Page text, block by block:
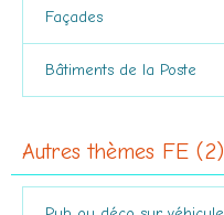
Façades
Bâtiments de la Poste
Autres thèmes FE (2)